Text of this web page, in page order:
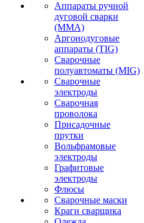
Аппараты ручной
дуговой сварки
(MMA)
Аргонодуговые
аппараты (TIG)
Сварочные
полуавтоматы (MIG)
Сварочные
электроды
Сварочная
проволока
Присадочные
прутки
Вольфрамовые
электроды
Графитовые
электроды
Флюсы
Сварочные маски
Краги сварщика